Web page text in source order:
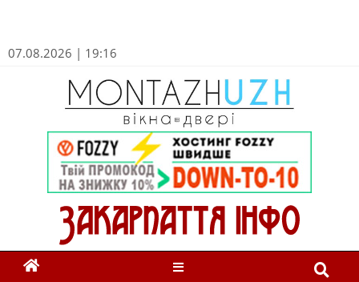
07.08.2026 | 19:16